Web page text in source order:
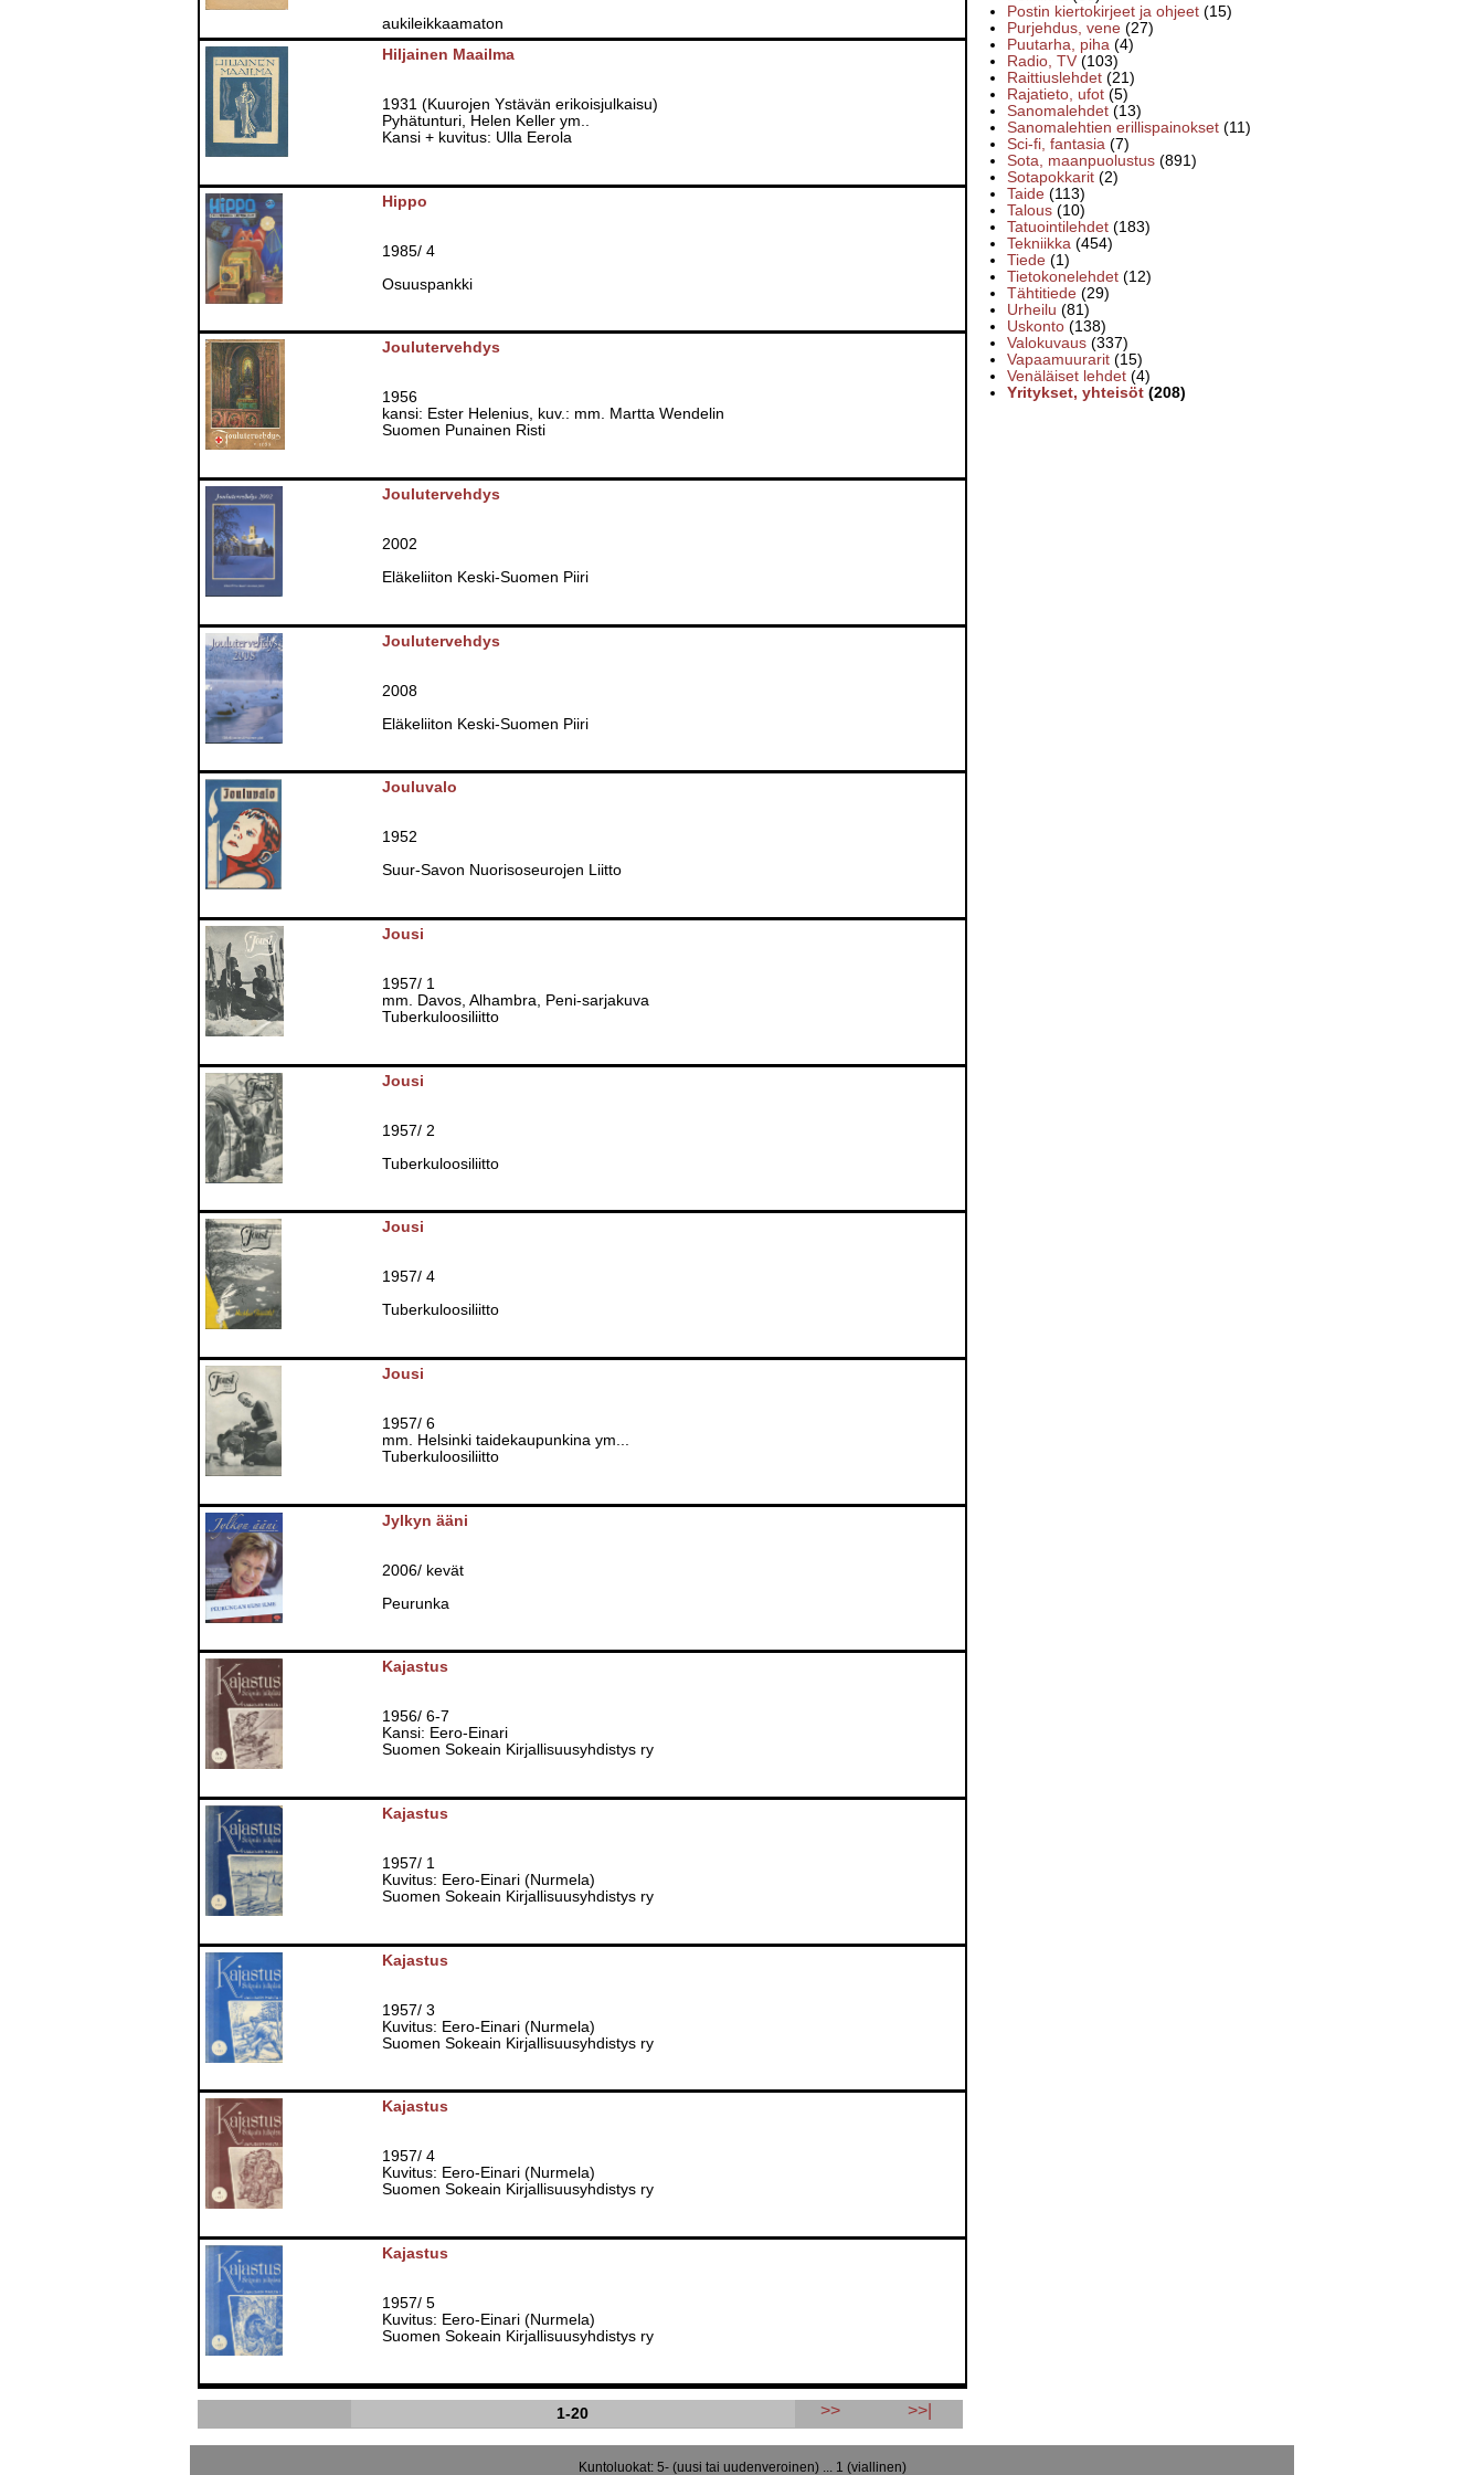
Postin kiertokirjeet ja ohjeet (15)
Purjehdus, vene (27)
Puutarha, piha (4)
Radio, TV (103)
Raittiuslehdet (21)
Rajatieto, ufot (5)
Sanomalehdet (13)
Sanomalehtien erillispainokset (11)
Sci-fi, fantasia (7)
Sota, maanpuolustus (891)
Sotapokkarit (2)
Taide (113)
Talous (10)
Tatuointilehdet (183)
Tekniikka (454)
Tiede (1)
Tietokonelehdet (12)
Tähtitiede (29)
Urheilu (81)
Uskonto (138)
Valokuvaus (337)
Vapaamuurarit (15)
Venäläiset lehdet (4)
Yritykset, yhteisöt (208)
aukileikkaamaton
Hiljainen Maailma
1931 (Kuurojen Ystävän erikoisjulkaisu)
Pyhätunturi, Helen Keller ym..
Kansi + kuvitus: Ulla Eerola
Hippo
1985/ 4
Osuuspankki
Joulutervehdys
1956
kansi: Ester Helenius, kuv.: mm. Martta Wendelin
Suomen Punainen Risti
Joulutervehdys
2002
Eläkeliiton Keski-Suomen Piiri
Joulutervehdys
2008
Eläkeliiton Keski-Suomen Piiri
Jouluvalo
1952
Suur-Savon Nuorisoseurojen Liitto
Jousi
1957/ 1
mm. Davos, Alhambra, Peni-sarjakuva
Tuberkuloosiliitto
Jousi
1957/ 2
Tuberkuloosiliitto
Jousi
1957/ 4
Tuberkuloosiliitto
Jousi
1957/ 6
mm. Helsinki taidekaupunkina ym...
Tuberkuloosiliitto
Jylkyn ääni
2006/ kevät
Peurunka
Kajastus
1956/ 6-7
Kansi: Eero-Einari
Suomen Sokeain Kirjallisuusyhdistys ry
Kajastus
1957/ 1
Kuvitus: Eero-Einari (Nurmela)
Suomen Sokeain Kirjallisuusyhdistys ry
Kajastus
1957/ 3
Kuvitus: Eero-Einari (Nurmela)
Suomen Sokeain Kirjallisuusyhdistys ry
Kajastus
1957/ 4
Kuvitus: Eero-Einari (Nurmela)
Suomen Sokeain Kirjallisuusyhdistys ry
Kajastus
1957/ 5
Kuvitus: Eero-Einari (Nurmela)
Suomen Sokeain Kirjallisuusyhdistys ry
1-20 >> >>|
Kuntoluokat: 5- (uusi tai uudenveroinen) ... 1 (viallinen)